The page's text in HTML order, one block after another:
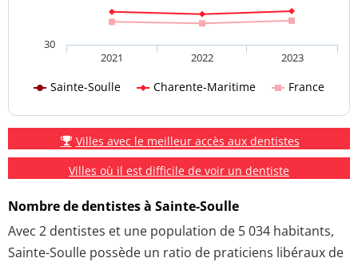
Sainte-Soulle Charente-Maritime France
2021 2022 2023
30
Villes avec le meilleur accès aux dentistes
Villes où il est difficile de voir un dentiste
Nombre de dentistes à Sainte-Soulle
Avec 2 dentistes et une population de 5 034 habitants,
Sainte-Soulle possède un ratio de praticiens libéraux de